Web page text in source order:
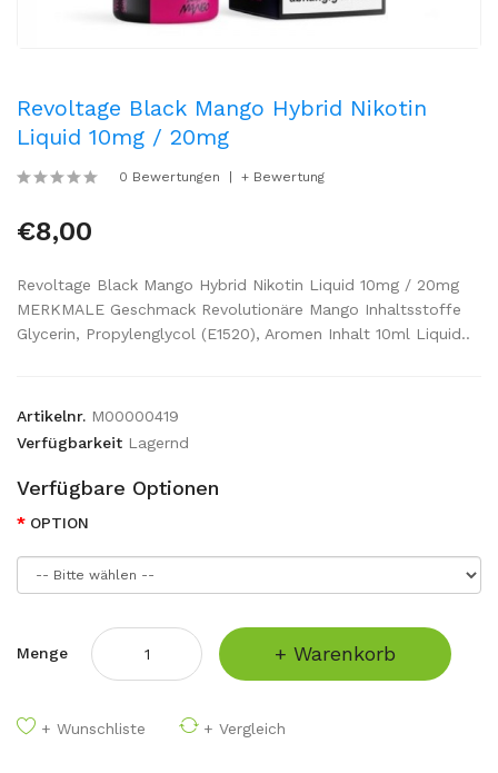
Revoltage Black Mango Hybrid Nikotin
Liquid 10mg / 20mg
0 Bewertungen + Bewertung
€8,00
Revoltage Black Mango Hybrid Nikotin Liquid 10mg / 20mg
MERKMALE Geschmack Revolutionäre Mango Inhaltsstoffe
Glycerin, Propylenglycol (E1520), Aromen Inhalt 10ml Liquid..
Artikelnr. M00000419
Verfügbarkeit Lagernd
Verfügbare Optionen
OPTION
Menge + Warenkorb
+ Wunschliste + Vergleich